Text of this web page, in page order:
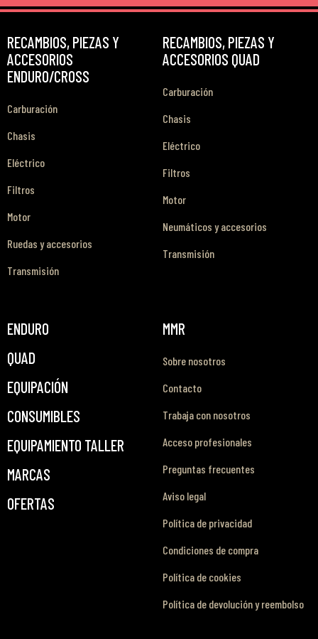
RECAMBIOS, PIEZAS Y
ACCESORIOS
ENDURO/CROSS
Carburación
Chasis
Eléctrico
Filtros
Motor
Ruedas y accesorios
Transmisión
RECAMBIOS, PIEZAS Y
ACCESORIOS QUAD
Carburación
Chasis
Eléctrico
Filtros
Motor
Neumáticos y accesorios
Transmisión
ENDURO
QUAD
EQUIPACIÓN
CONSUMIBLES
EQUIPAMIENTO TALLER
MARCAS
OFERTAS
MMR
Sobre nosotros
Contacto
Trabaja con nosotros
Acceso profesionales
Preguntas frecuentes
Aviso legal
Política de privacidad
Condiciones de compra
Política de cookies
Política de devolución y reembolso